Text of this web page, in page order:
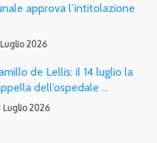
approva l’intitolazione
Luglio 2026
de Lellis: il 14 luglio la
dell’ospedale …
Luglio 2026